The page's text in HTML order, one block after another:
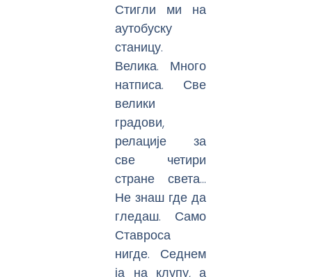
Стигли ми на
аутобуску
станицу.
Велика. Много
натписа. Све
велики
градови,
релације за
све четири
стране света…
Не знаш где да
гледаш. Само
Ставроса
нигде. Седнем
ја на клупу, а